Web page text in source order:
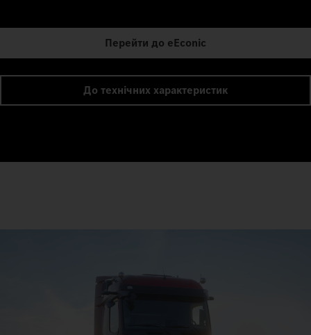
Перейти до eEconic
До технічних характеристик